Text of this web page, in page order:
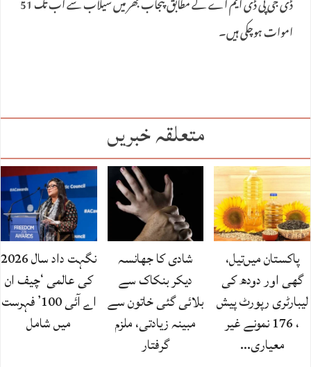
اموات ہوچکی ہیں۔
متعلقہ خبریں
پاکستان میں‌تیل،
گھی اور دودھ کی
لیبارٹری رپورٹ پیش
، 176 نمونے غیر
معیاری…
شادی کا جھانسہ
دیکر بنکاک سے
بلائی گئی خاتون سے
مبینہ زیادتی، ملزم
گرفتار
نگہت داد سال 2026
کی عالمی ‘چیف ان
اے آئی 100’ فہرست
میں شامل